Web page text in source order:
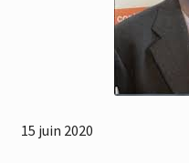
15 juin 2020